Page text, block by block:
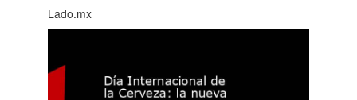
Lado.mx